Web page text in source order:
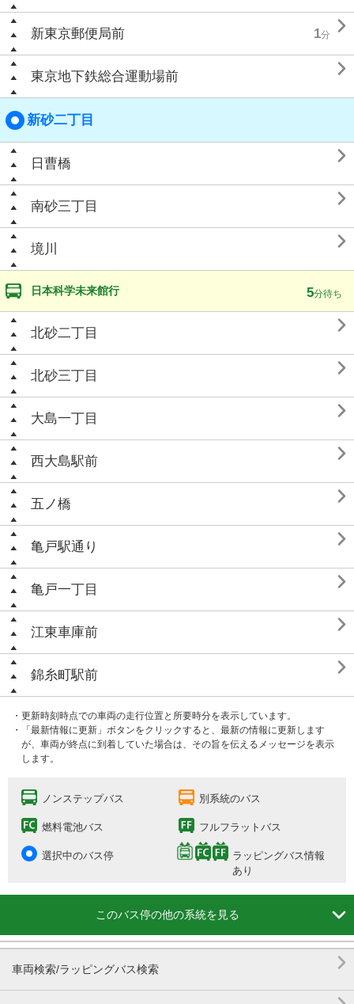
新東京郵便局前 1分 
東京地下鉄総合運動場前 
新砂二丁目
日曹橋 
南砂三丁目 
境川 
日本科学未来館行 5分待ち
北砂二丁目 
北砂三丁目 
大島一丁目 
西大島駅前 
五ノ橋 
亀戸駅通り 
亀戸一丁目 
江東車庫前 
錦糸町駅前 
・更新時刻時点での車両の走行位置と所要時分を表示しています。
・「最新情報に更新」ボタンをクリックすると、最新の情報に更新します
が、車両が終点に到着していた場合は、その旨を伝えるメッセージを表示
します。
ノンステップバス 別系統のバス
燃料電池バス フルフラットバス
選択中のバス停
ラッピングバス情報
あり
このバス停の他の系統を見る 
車両検索/ラッピングバス検索
